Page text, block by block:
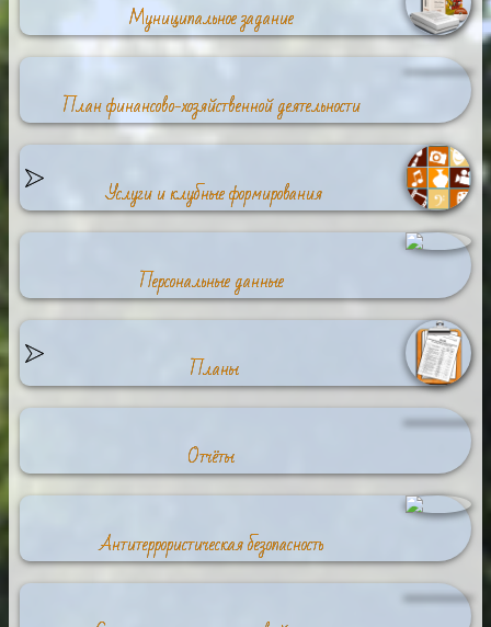
Муниципальное задание
План финансово-хозяйственной деятельности
Услуги и клубные формирования
Персональные данные
Планы
Отчёты
Антитеррористическая безопасность